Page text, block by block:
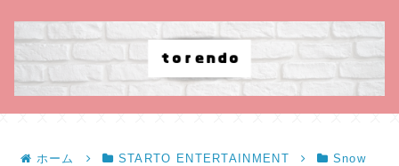
ホーム STARTO ENTERTAINMENT
Snow